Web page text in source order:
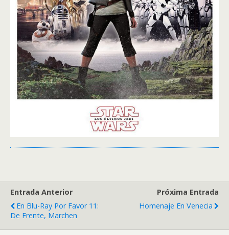
Entrada Anterior
En Blu-Ray Por Favor 11:
De Frente, Marchen
Próxima Entrada
Homenaje En Venecia